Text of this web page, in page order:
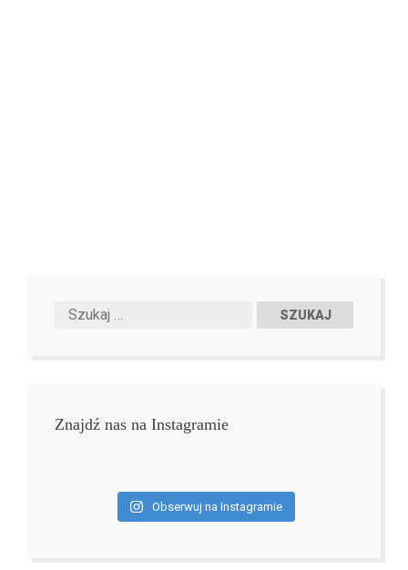
Znajdź nas na Instagramie
Obserwuj na Instagramie